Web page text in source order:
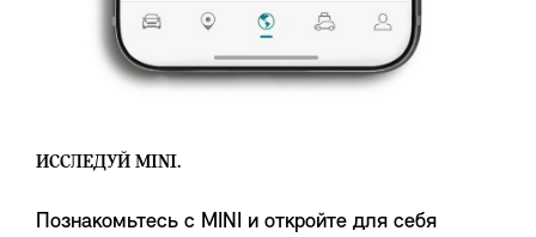
ИССЛЕДУЙ MINI.
Познакомьтесь с MINI и откройте для себя